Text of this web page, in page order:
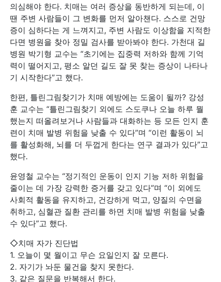
의심해야 한다. 치매는 여러 증상을 동반하게 되는데, 이
땐 주변 사람들이 그 변화를 먼저 알아챈다. 스스로 건망
증이 심하다는 게 느껴지고, 주변 사람도 이상함을 지적한
다면 병원을 찾아 정밀 검사를 받아봐야 한다. 가천대 길
병원 박기형 교수는 “초기에는 집중력 저하와 함께 기억
력이 떨어지고, 평소 알던 길도 잘 못 찾는 증상이 나타나
기 시작한다”고 했다.
한편, 틀린그림찾기가 치매 예방에는 도움이 될까? 강성
훈 교수는 “틀린그림찾기 외에도 스도쿠나 오늘 하루 뭘
했는지 떠올려보거나 사람들과 대화하는 등 모든 인지 훈
련이 치매 발병 위험을 낮출 수 있다”며 “이런 활동이 뇌
를 활성화해, 뇌를 더 두껍게 한다는 연구 결과가 있다”고
했다.
윤영철 교수는 “정기적인 운동이 인지 기능 저하 위험을
줄이는 데 가장 강력한 증거를 갖고 있다”며 “이 외에도
사회적 활동을 유지하고, 건강하게 먹고, 양질의 수면을
취하고, 심혈관 질환 관리를 하면 치매 발병 위험을 낮출
수 있다”고 했다.
◇치매 자가 진단법
1. 오늘이 몇 월이고 무슨 요일인지 잘 모른다.
2. 자기가 놔둔 물건을 찾지 못한다.
3. 같은 질문을 반복해서 한다.